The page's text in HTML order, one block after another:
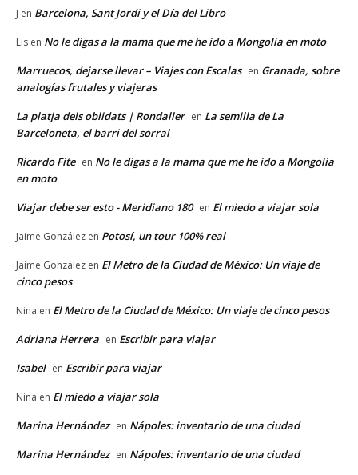
J en Barcelona, Sant Jordi y el Día del Libro
Lis en No le digas a la mama que me he ido a Mongolia en moto
Marruecos, dejarse llevar – Viajes con Escalas en Granada, sobre
analogías frutales y viajeras
La platja dels oblidats | Rondaller en La semilla de La
Barceloneta, el barri del sorral
Ricardo Fite en No le digas a la mama que me he ido a Mongolia
en moto
Viajar debe ser esto - Meridiano 180 en El miedo a viajar sola
Jaime González en Potosí, un tour 100% real
Jaime González en El Metro de la Ciudad de México: Un viaje de
cinco pesos
Nina en El Metro de la Ciudad de México: Un viaje de cinco pesos
Adriana Herrera en Escribir para viajar
Isabel en Escribir para viajar
Nina en El miedo a viajar sola
Marina Hernández en Nápoles: inventario de una ciudad
Marina Hernández en Nápoles: inventario de una ciudad